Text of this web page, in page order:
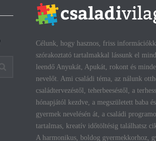
Célunk, hogy hasznos, friss
szórakoztató tartalmakkal lássunk el
leendő Anyukát, Apukát, rokont és
nevelőt. Ami családi téma, az nálunk
családtervezéstől, teherbeeséstől, a
hónapjától kezdve, a megszületett baba
gyermek nevelésén át, a családi
tartalmas, kreatív időtöltésig találhatsz
A harmonikus, boldog gyermekkorhoz,